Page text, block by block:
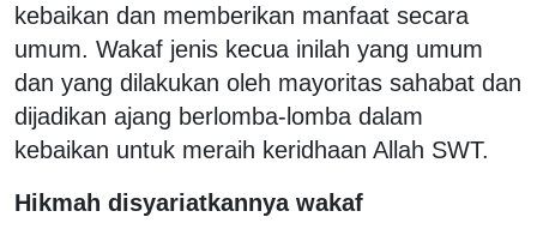
kebaikan dan memberikan manfaat secara
umum. Wakaf jenis kecua inilah yang umum
dan yang dilakukan oleh mayoritas sahabat dan
dijadikan ajang berlomba-lomba dalam
kebaikan untuk meraih keridhaan Allah SWT.
Hikmah disyariatkannya wakaf